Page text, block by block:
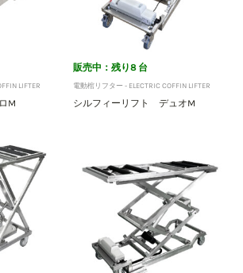
LIFTER
M
販売中：残り8 台
電動棺リフター - ELECTRIC COFFIN LIFTER
シルフィーリフト デュオM